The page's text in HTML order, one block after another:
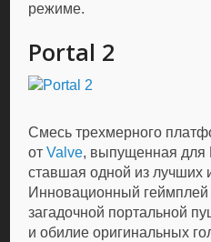
режиме.
Portal 2
Смесь трехмерного
отValve, выпущенная для
ставшая одной из лучших
Инновационный геймплей
загадочной портальной
и обилие оригинальных